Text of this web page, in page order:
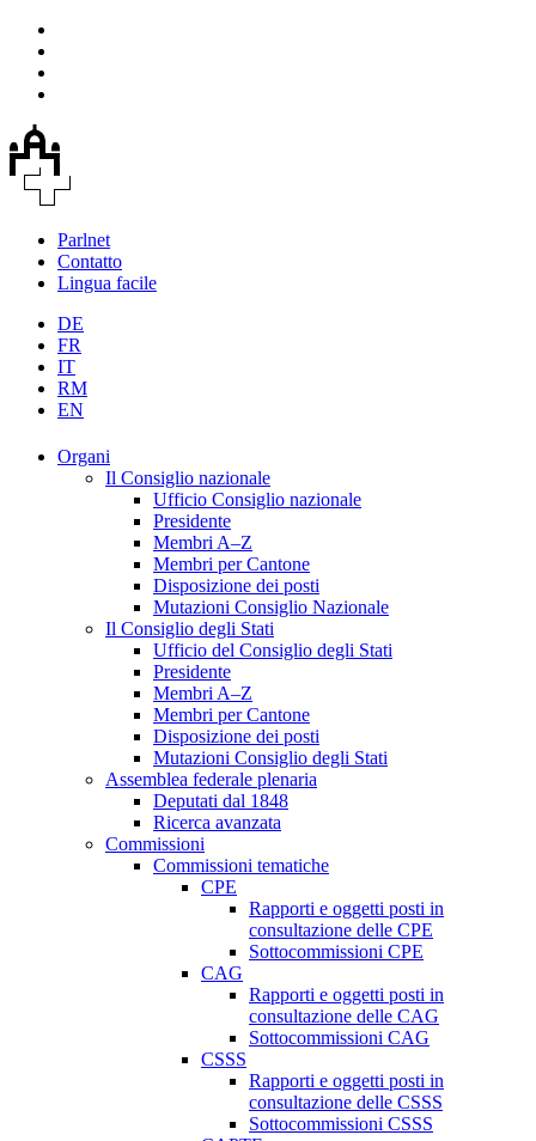
Parlnet
Contatto
Lingua facile
DE
FR
IT
RM
EN
Organi
Il Consiglio nazionale
Ufficio Consiglio nazionale
Presidente
Membri A–Z
Membri per Cantone
Disposizione dei posti
Mutazioni Consiglio Nazionale
Il Consiglio degli Stati
Ufficio del Consiglio degli Stati
Presidente
Membri A–Z
Membri per Cantone
Disposizione dei posti
Mutazioni Consiglio degli Stati
Assemblea federale plenaria
Deputati dal 1848
Ricerca avanzata
Commissioni
Commissioni tematiche
CPE
Rapporti e oggetti posti in
consultazione delle CPE
Sottocommissioni CPE
CAG
Rapporti e oggetti posti in
consultazione delle CAG
Sottocommissioni CAG
CSSS
Rapporti e oggetti posti in
consultazione delle CSSS
Sottocommissioni CSSS